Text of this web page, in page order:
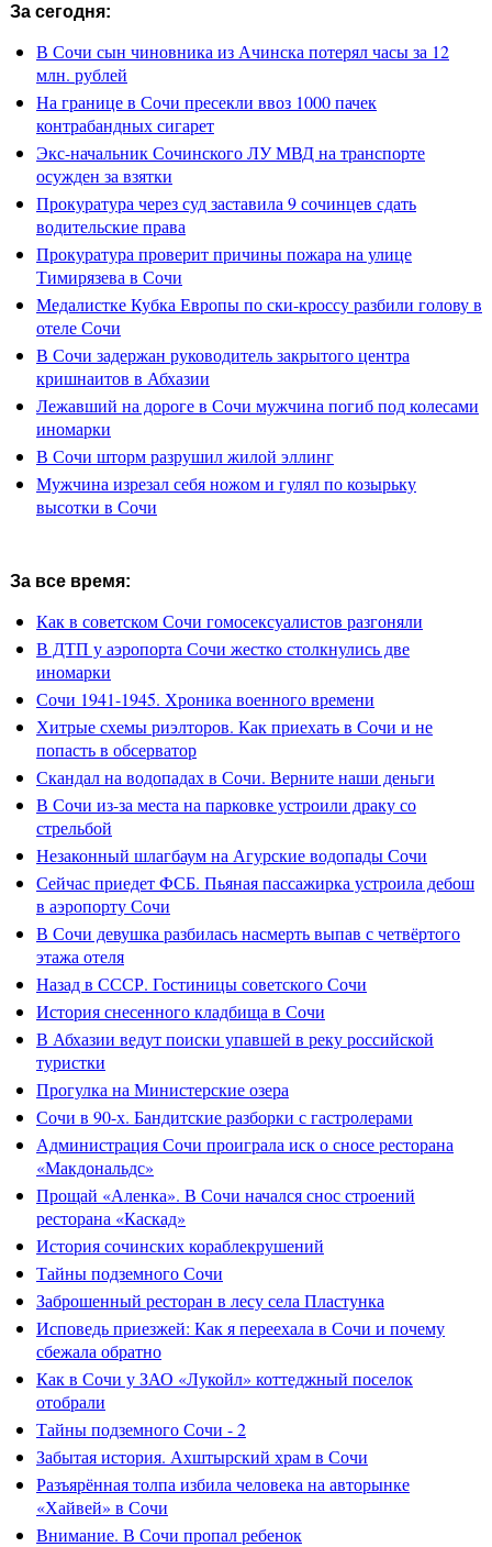
За сегодня:
В Сочи сын чиновника из Ачинска потерял часы за 12
млн. рублей
На границе в Сочи пресекли ввоз 1000 пачек
контрабандных сигарет
Экс-начальник Сочинского ЛУ МВД на транспорте
осужден за взятки
Прокуратура через суд заставила 9 сочинцев сдать
водительские права
Прокуратура проверит причины пожара на улице
Тимирязева в Сочи
Медалистке Кубка Европы по ски-кроссу разбили голову в
отеле Сочи
В Сочи задержан руководитель закрытого центра
кришнаитов в Абхазии
Лежавший на дороге в Сочи мужчина погиб под колесами
иномарки
В Сочи шторм разрушил жилой эллинг
Мужчина изрезал себя ножом и гулял по козырьку
высотки в Сочи
За все время:
Как в советском Сочи гомосексуалистов разгоняли
В ДТП у аэропорта Сочи жестко столкнулись две
иномарки
Сочи 1941-1945. Хроника военного времени
Хитрые схемы риэлторов. Как приехать в Сочи и не
попасть в обсерватор
Скандал на водопадах в Сочи. Верните наши деньги
В Сочи из-за места на парковке устроили драку со
стрельбой
Незаконный шлагбаум на Агурские водопады Сочи
Сейчас приедет ФСБ. Пьяная пассажирка устроила дебош
в аэропорту Сочи
В Сочи девушка разбилась насмерть выпав с четвёртого
этажа отеля
Назад в СССР. Гостиницы советского Сочи
История снесенного кладбища в Сочи
В Абхазии ведут поиски упавшей в реку российской
туристки
Прогулка на Министерские озера
Сочи в 90-х. Бандитские разборки с гастролерами
Администрация Сочи проиграла иск о сносе ресторана
«Макдональдс»
Прощай «Аленка». В Сочи начался снос строений
ресторана «Каскад»
История сочинских кораблекрушений
Тайны подземного Сочи
Заброшенный ресторан в лесу села Пластунка
Исповедь приезжей: Как я переехала в Сочи и почему
сбежала обратно
Как в Сочи у ЗАО «Лукойл» коттеджный поселок
отобрали
Тайны подземного Сочи - 2
Забытая история. Ахштырский храм в Сочи
Разъярённая толпа избила человека на авторынке
«Хайвей» в Сочи
Внимание. В Сочи пропал ребенок